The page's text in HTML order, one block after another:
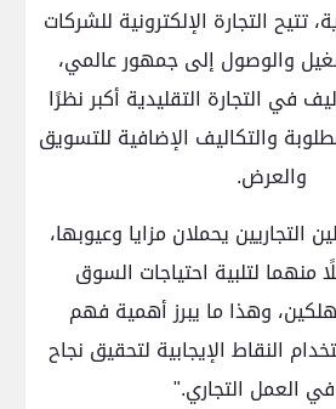
تتيح التجارة الإلكترونية للشركات
والوصول إلى جمهور عالمي،
في التجارة التقليدية أكبر نظرًا
والتكاليف الإضافية للتسويق
والعرض.
التجاريين يحملان مزايا وعيوبها،
لتلبية احتياجات السوق
وهذا ما يبرز أهمية فهم
النقاط الإيجابية لتحقيق نجاح
في العمل التجاري."